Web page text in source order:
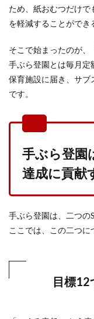
ため、紙おむつだけで
を軽減することができ
そこで始まったのが、
手ぶら登園とは毎月定
保育施設に届き、サブ
です。
手ぶら登園
達成に貢献
手ぶら登園は、二つの
ここでは、この二つに
目標12